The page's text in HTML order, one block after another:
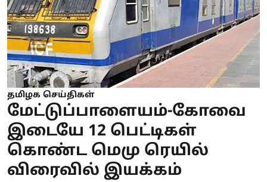
தமிழக செய்திகள்
மேட்டுப்பாளையம்-கோவை
இடையே 12 பெட்டிகள்
கொண்ட மெமு ரெயில்
விரைவில் இயக்கம்